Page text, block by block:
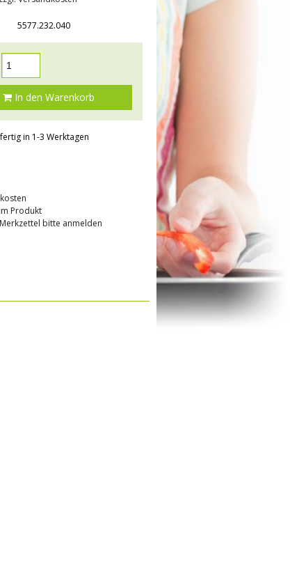
5577.232.040
In den Warenkorb
in 1-3 Werktagen
Produkt
bitte anmelden